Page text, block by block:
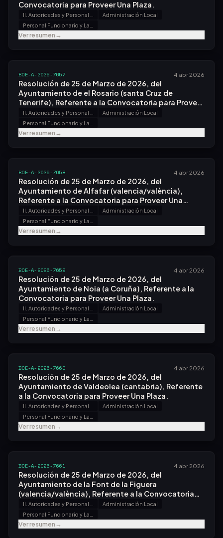
Convocatoria para Proveer Una Plaza.
Administración Local
Ver resumen→
BOE-A-2026-7657 4 abr 2026
Resolución de 25 de Marzo de 2026, del
Ayuntamiento de el Rosario (santa Cruz de
Tenerife), Referente a la Convocatoria para Proveer
Una Plaza.
Administración Local
Ver resumen→
BOE-A-2026-7658 4 abr 2026
Resolución de 25 de Marzo de 2026, del
Ayuntamiento de Alfafar (valencia/valència),
Referente a la Convocatoria para Proveer Una
Plaza.
Administración Local
Ver resumen→
BOE-A-2026-7659 4 abr 2026
Resolución de 25 de Marzo de 2026, del
Ayuntamiento de Noia (a Coruña), Referente a la
Convocatoria para Proveer Una Plaza.
Administración Local
Ver resumen→
BOE-A-2026-7660 4 abr 2026
Resolución de 25 de Marzo de 2026, del
Ayuntamiento de Valdeolea (cantabria), Referente
a la Convocatoria para Proveer Una Plaza.
Administración Local
Ver resumen→
BOE-A-2026-7661 4 abr 2026
Resolución de 25 de Marzo de 2026, del
Ayuntamiento de la Font de la Figuera
(valencia/valència), Referente a la Convocatoria
para Proveer Una Plaza.
Administración Local
Ver resumen→